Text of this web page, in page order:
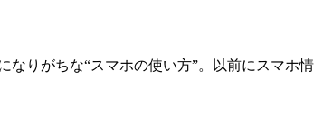
りがちな“スマホの使い方”。以前にスマホ情